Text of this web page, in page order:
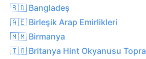
🇧🇩 Bangladeş
🇦🇪 Birleşik Arap Emirlikleri
🇲🇲 Birmanya
🇮🇴 Britanya Hint Okyanusu